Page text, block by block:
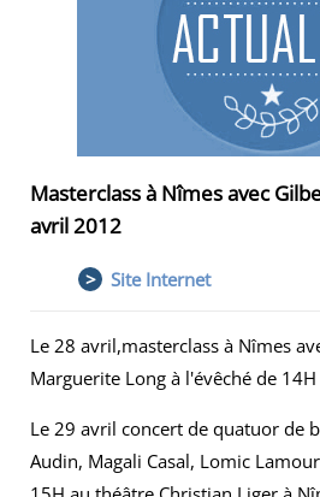
Masterclass à Nîmes avec
avril 2012
> Site Internet
Le 28 avril,masterclass à Nîmes
Marguerite Long à l'évêché de
Le 29 avril concert de quatuor de
Audin, Magali Casal, Lomic